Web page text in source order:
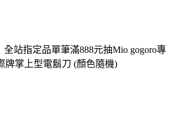
全站指定品單筆滿888元抽Mio gogoro專
牌掌上型電鬍刀 (顏色隨機)